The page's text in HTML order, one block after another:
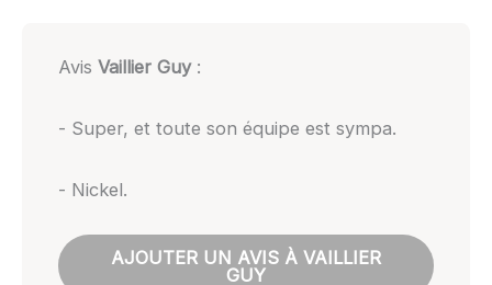
Avis Vaillier Guy:
- Super, et toute son équipe est sympa.
- Nickel.
AJOUTER UN AVIS À VAILLIER
GUY